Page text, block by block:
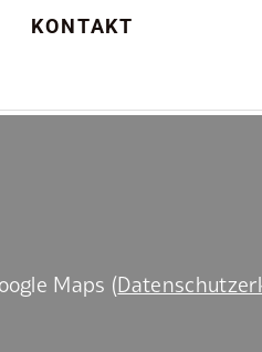
KONTAKT
Maps (